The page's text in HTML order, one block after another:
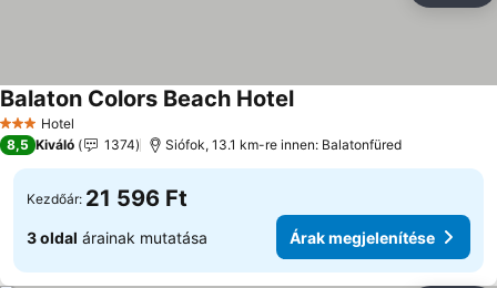
3 Kategória
Hotel
Balaton Colors Beach HotelÁrak megjelenítése
8,5 Kiváló 1374 Siófok, 13.1 km-re innen: Balatonfüred
Kezdőár: 21 596 Ft
3 oldal árainak mutatása Árak megjelenítése